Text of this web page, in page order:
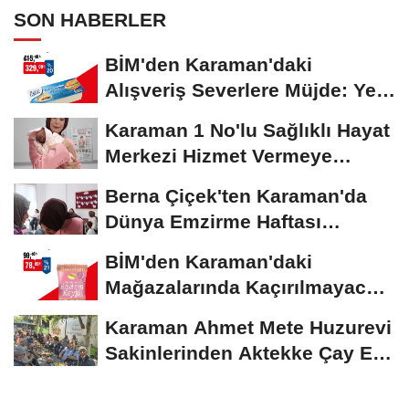
SON HABERLER
BİM'den Karaman'daki
Alışveriş Severlere Müjde: Yeni
Karaman 1 No'lu Sağlıklı Hayat
Merkezi Hizmet Vermeye
Berna Çiçek'ten Karaman'da
Dünya Emzirme Haftası
Etkinliğine Ziyaret
BİM'den Karaman'daki
Mağazalarında Kaçırılmayacak
Karaman Ahmet Mete Huzurevi
Sakinlerinden Aktekke Çay Evi